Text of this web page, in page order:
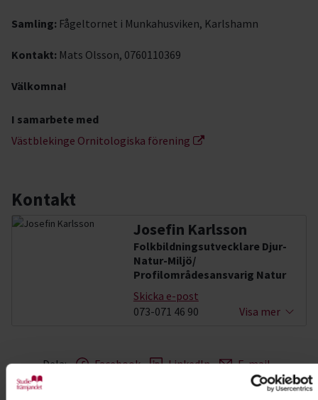
Samling: Fågeltornet i Munkahusviken, Karlshamn
Kontakt: Mats Olsson, 0760110369
Välkomna!
I samarbete med
Västblekinge Ornitologiska förening
Kontakt
Josefin Karlsson
Folkbildningsutvecklare Djur-
Natur-Miljö/
Profilområdesansvarig Natur
Skicka e-post
073-071 46 90
Visa mer
Dela: Facebook LinkedIn E-mail